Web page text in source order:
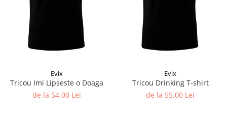
Evix
Tricou Imi Lipseste o Doaga
de la 54,00 Lei
Evix
Tricou Drinking T-shirt
de la 55,00 Lei